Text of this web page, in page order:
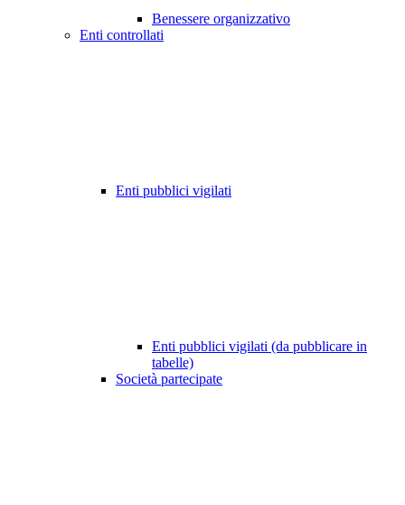
Benessere organizzativo
Enti controllati
Enti pubblici vigilati
Enti pubblici vigilati (da pubblicare in
tabelle)
Società partecipate